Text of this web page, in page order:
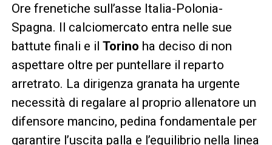
Ore frenetiche sull’asse Italia-Polonia-
Spagna. Il calciomercato entra nelle sue
battute finali e il Torino ha deciso di non
aspettare oltre per puntellare il reparto
arretrato. La dirigenza granata ha urgente
necessità di regalare al proprio allenatore un
difensore mancino, pedina fondamentale per
garantire l’uscita palla e l’equilibrio nella linea